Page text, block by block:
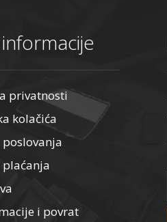
privatnosti
kolačića
plaćanja
i povrat